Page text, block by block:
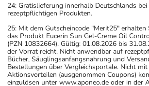
24: Gratislieferung innerhalb Deutschlands
rezeptpflichtigen Produkten.
25: Mit dem Gutscheincode "Merit25"
das Produkt Eucerin Sun Gel-Creme Oil
(PZN 10832664). Gültig: 01.08.2026 bis
der Vorrat reicht. Nicht anwendbar auf
Bücher, Säuglingsanfangsnahrung und
Bestellungen über Vergleichsportale. Nicht mit
Aktionsvorteilen (ausgenommen Coupons)
einzulösen unter www.aponeo.de oder in der